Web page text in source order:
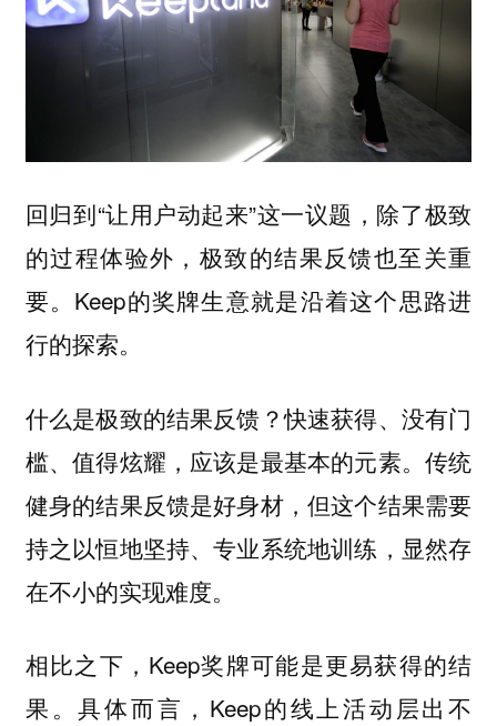
回归到“让用户动起来”这一议题，除了极致
的过程体验外，极致的结果反馈也至关重
要。Keep的奖牌生意就是沿着这个思路进
行的探索。
什么是极致的结果反馈？快速获得、没有门
槛、值得炫耀，应该是最基本的元素。传统
健身的结果反馈是好身材，但这个结果需要
持之以恒地坚持、专业系统地训练，显然存
在不小的实现难度。
相比之下，Keep奖牌可能是更易获得的结
果。具体而言，Keep的线上活动层出不